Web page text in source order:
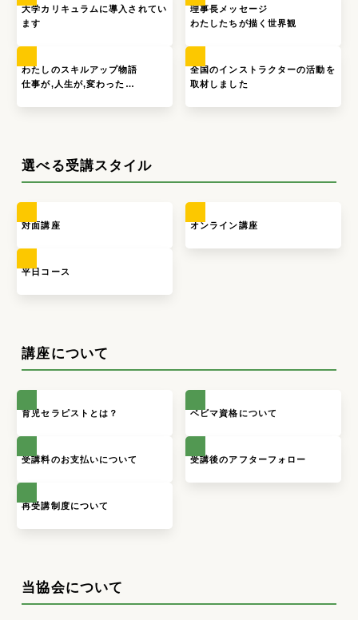
大学カリキュラムに導入されてい
ます
理事長メッセージ
わたしたちが描く世界観
わたしのスキルアップ物語
仕事が,人生が,変わった…
全国のインストラクターの活動を
取材しました
選べる受講スタイル
対面講座 オンライン講座
平日コース
講座について
育児セラピストとは？ ベビマ資格について
受講料のお支払いについて 受講後のアフターフォロー
再受講制度について
当協会について